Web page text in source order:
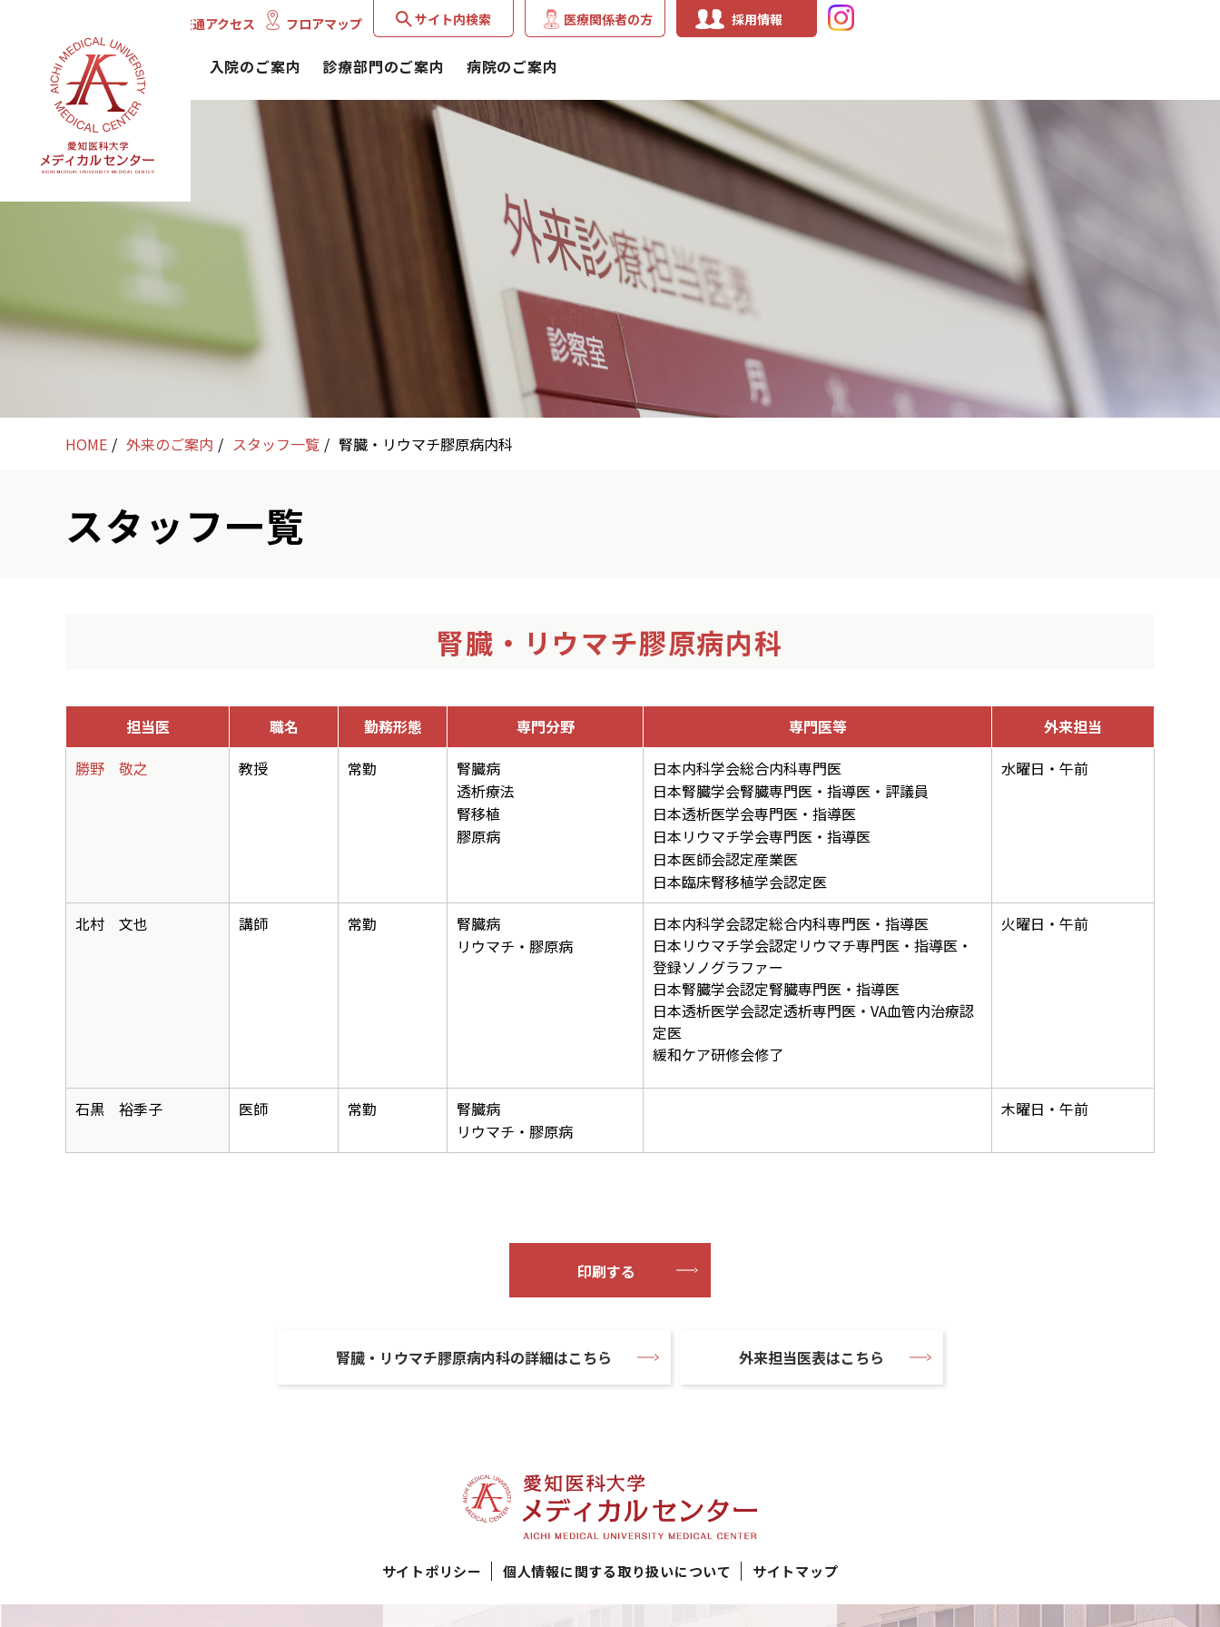
交通アクセス フロアマップ サイト内検索 医療関係者の方 採用情報
外来のご案内 入院のご案内 診療部門のご案内 病院のご案内
HOME 外来のご案内 スタッフ一覧 腎臓・リウマチ膠原病内科
スタッフ一覧
腎臓・リウマチ膠原病内科
担当医 職名 勤務形態 専門分野 専門医等
外来担当
勝野 敬之
教授 常勤
腎臓病
透析療法
腎移植
膠原病
日本内科学会総合内科専門医
日本腎臓学会腎臓専門医・指導医・評議員
日本透析医学会専門医・指導医
日本リウマチ学会専門医・指導医
日本医師会認定産業医
日本臨床腎移植学会認定医
水曜日・午前
北村 文也 講師 常勤
腎臓病
リウマチ・膠原病
日本内科学会認定総合内科専門医・指導医
日本リウマチ学会認定リウマチ専門医・指導医・
登録ソノグラファー
日本腎臓学会認定腎臓専門医・指導医
日本透析医学会認定透析専門医・VA血管内治療認
定医
緩和ケア研修会修了
火曜日・午前
石黒 裕季子 医師 常勤
腎臓病
リウマチ・膠原病
木曜日・午前
印刷する
腎臓・リウマチ膠原病内科の詳細はこちら 外来担当医表はこちら
サイトポリシー 個人情報に関する取り扱いについて サイトマップ